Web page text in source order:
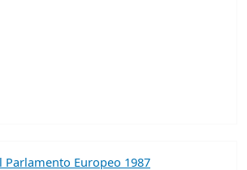
Parlamento Europeo 1987